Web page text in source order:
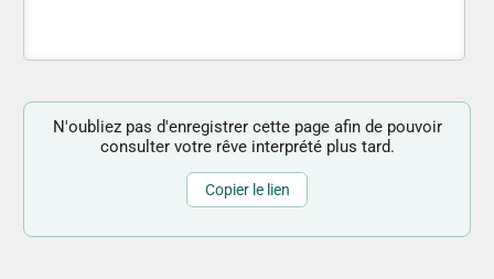
N'oubliez pas d'enregistrer cette page afin de pouvoir
consulter votre rêve interprété plus tard.
Copier le lien